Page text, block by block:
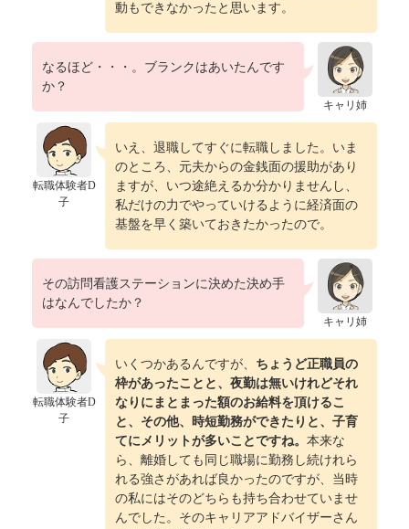
動もできなかったと思います。
キャリ姉
なるほど・・・。ブランクはあいたんです
か？
転職体験者D
子
いえ、退職してすぐに転職しました。いま
のところ、元夫からの金銭面の援助があり
ますが、いつ途絶えるか分かりませんし、
私だけの力でやっていけるように経済面の
基盤を早く築いておきたかったので。
キャリ姉
その訪問看護ステーションに決めた決め手
はなんでしたか？
転職体験者D
子
いくつかあるんですが、 ちょうど正職員の
枠があったことと、夜勤は無いけれどそれ
なりにまとまった額のお給料を頂けるこ
と、その他、時短勤務ができたりと、子育
てにメリットが多いことですね。 本来な
ら、離婚しても同じ職場に勤務し続けれら
れる強さがあれば良かったのですが、当時
の私にはそのどちらも持ち合わせていませ
んでした。そのキャリアアドバイザーさん